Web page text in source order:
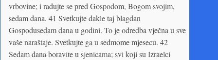
vrbovine; i radujte se pred Gospodom, Bogom svojim,
sedam dana. 41 Svetkujte dakle taj blagdan
Gospodusedam dana u godini. To je odredba vječna u sve
vaše naraštaje. Svetkujte ga u sedmome mjesecu. 42
Sedam dana boravite u sjenicama; svi koji su Izraelci